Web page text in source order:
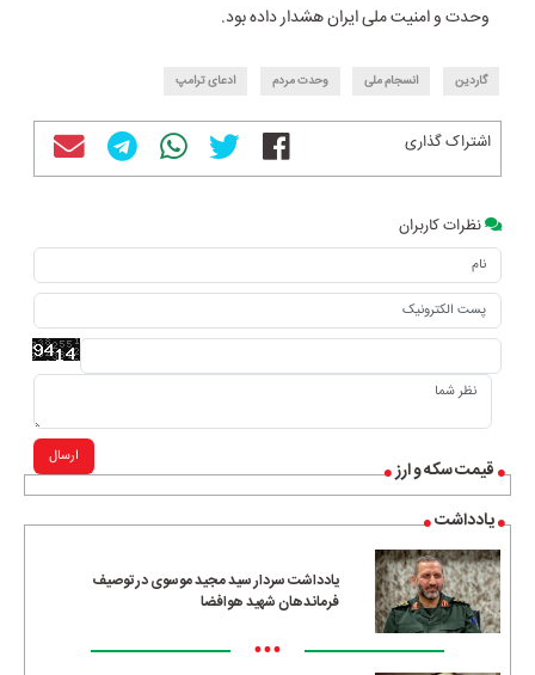
قیمت سکه و ارز
یادداشت
یادداشت سردار سید مجید موسوی در توصیف
فرماندهان شهید هوافضا
•••
وحدت و امنیت ملی ایران هشدار داده بود.
گاردین انسجام ملی وحدت مردم ادعای ترامپ
اشتراک گذاری
نظرات کاربران
ارسال